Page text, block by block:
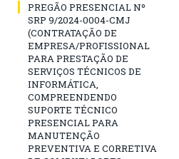
PREGÃO PRESENCIAL Nº
SRP 9/2024-0004-CMJ
(CONTRATAÇÃO DE
EMPRESA/PROFISSIONAL
PARA PRESTAÇÃO DE
SERVIÇOS TÉCNICOS DE
INFORMÁTICA,
COMPREENDENDO
SUPORTE TÉCNICO
PRESENCIAL PARA
MANUTENÇÃO
PREVENTIVA E CORRETIVA